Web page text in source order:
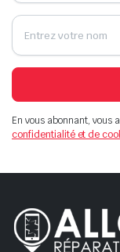
En vous abonnant, vous
confidentialité et de